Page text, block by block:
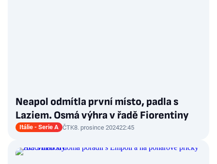
Neapol odmítla první místo, padla s
Laziem. Osmá výhra v řadě Fiorentiny
Itálie - Serie A ČTK8. prosince 202422:45